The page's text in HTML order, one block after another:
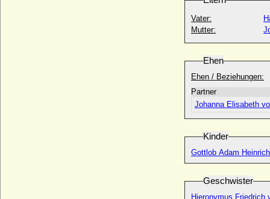
Vater:
Mutter:
Ehen
Ehen / Beziehungen:
Partner
Johanna Elisabeth
Kinder
Gottlob Adam
Geschwister
Hieronymus Friedrich